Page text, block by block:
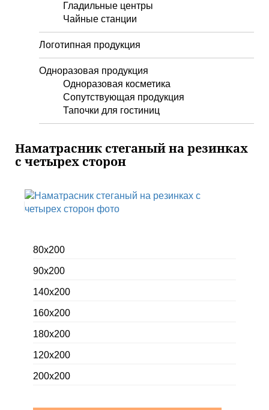
Гладильные центры
Чайные станции
Логотипная продукция
Одноразовая продукция
Одноразовая косметика
Сопутствующая продукция
Тапочки для гостиниц
Наматрасник стеганый на резинках
с четырех сторон
80х200
90х200
140х200
160х200
180х200
120х200
200х200